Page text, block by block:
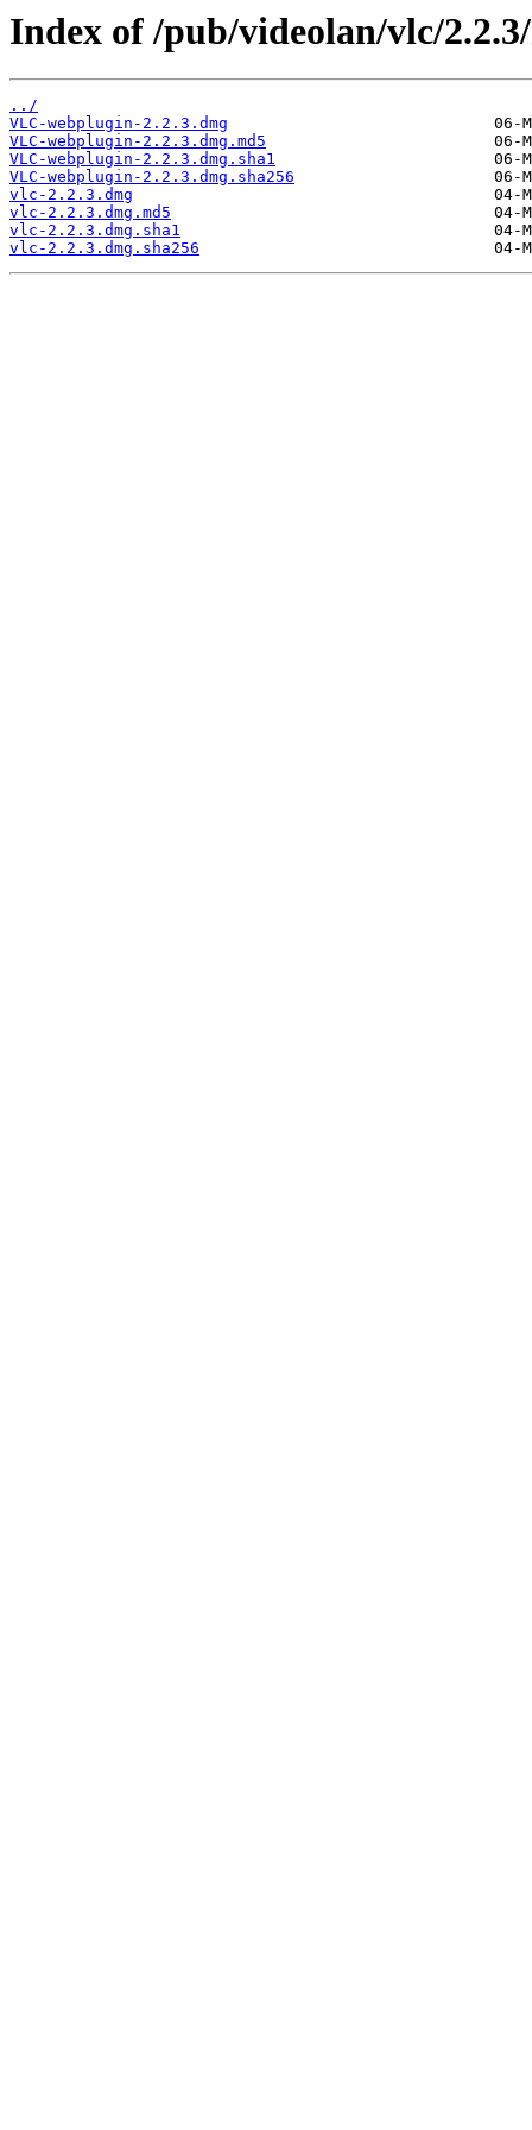
Index of /pub/videolan/vlc/
../
VLC-webplugin-2.2.3.dmg
VLC-webplugin-2.2.3.dmg.md5
VLC-webplugin-2.2.3.dmg.sha1
VLC-webplugin-2.2.3.dmg.sha256
vlc-2.2.3.dmg
vlc-2.2.3.dmg.md5
vlc-2.2.3.dmg.sha1
vlc-2.2.3.dmg.sha256